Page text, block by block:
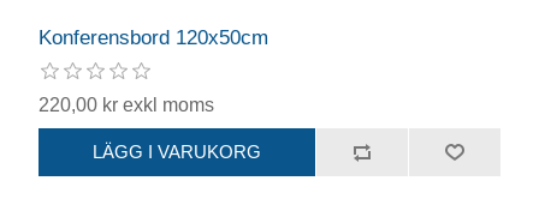
Konferensbord 120x50cm
220,00 kr exkl moms